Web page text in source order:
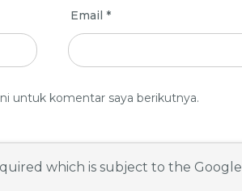
Email *
untuk komentar saya berikutnya.
which is subject to the Google